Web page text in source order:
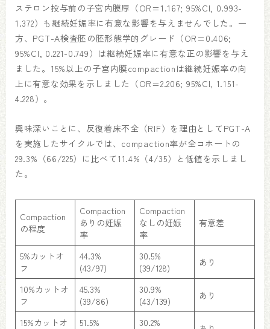
ステロン投与前の子宮内膜厚（OR=1.167; 95%CI, 0.993-
1.372）も継続妊娠率に有意な影響を与えませんでした。一
方、PGT-A検査胚の胚形態学的グレード（OR=0.406;
95%CI, 0.221-0.749）は継続妊娠率に有意な正の影響を与え
ました。15%以上の子宮内膜compactionは継続妊娠率の向
上に有意な効果を示しました（OR=2.206; 95%CI, 1.151-
4.228）。
興味深いことに、反復着床不全（RIF）を理由としてPGT-A
を実施したサイクルでは、compaction率が全コホートの
29.3%（66/225）に比べて11.4%（4/35）と低値を示しまし
た。
Compaction
の程度
Compaction
ありの妊娠
率
Compaction
なしの妊娠
率
有意差
5%カットオ
フ
44.3%
(43/97)
30.5%
(39/128)
あり
10%カットオ
フ
45.3%
(39/86)
30.9%
(43/139)
あり
15%カットオ
51.5%
30.2%